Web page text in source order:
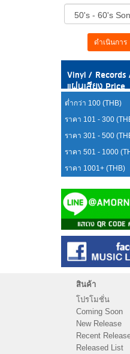
ดำเนินการ
Vinyl /
แผ่นเสียง Price
ต่ำกว่า 100 (THB)
ราคา 101 - 300
ราคา 301 - 500
ราคา 501 - 1000
ราคา 1001+ (THB)
สินค้า
โปรโมชั่น
Coming Soon
New Release
Recent
Released List